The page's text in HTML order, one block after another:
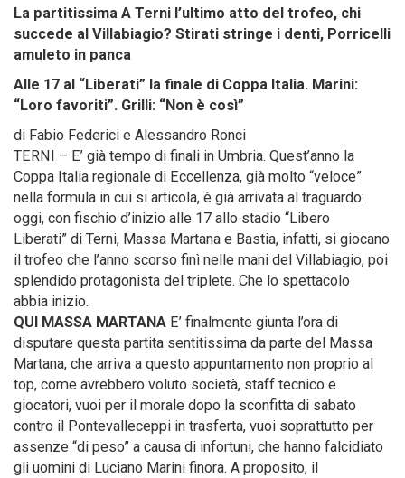
La partitissima A Terni l’ultimo atto del trofeo, chi
succede al Villabiagio? Stirati stringe i denti, Porricelli
amuleto in panca
Alle 17 al “Liberati” la finale di Coppa Italia. Marini:
“Loro favoriti”. Grilli: “Non è così”
di Fabio Federici e Alessandro Ronci
TERNI – E’ già tempo di finali in Umbria. Quest’anno la
Coppa Italia regionale di Eccellenza, già molto “veloce”
nella formula in cui si articola, è già arrivata al traguardo:
oggi, con fischio d’inizio alle 17 allo stadio “Libero
Liberati” di Terni, Massa Martana e Bastia, infatti, si giocano
il trofeo che l’anno scorso finì nelle mani del Villabiagio, poi
splendido protagonista del triplete. Che lo spettacolo
abbia inizio.
QUI MASSA MARTANA E’ finalmente giunta l’ora di
disputare questa partita sentitissima da parte del Massa
Martana, che arriva a questo appuntamento non proprio al
top, come avrebbero voluto società, staff tecnico e
giocatori, vuoi per il morale dopo la sconfitta di sabato
contro il Pontevalleceppi in trasferta, vuoi soprattutto per
assenze “di peso” a causa di infortuni, che hanno falcidiato
gli uomini di Luciano Marini finora. A proposito, il